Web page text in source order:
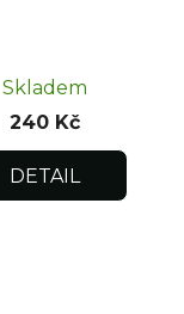
Skladem
240 Kč
DETAIL